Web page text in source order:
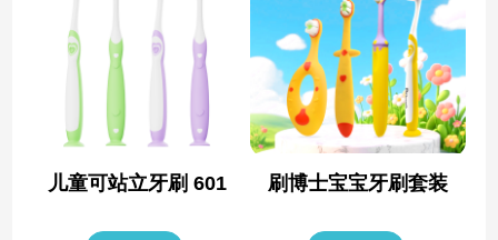
儿童可站立牙刷 601 刷博士宝宝牙刷套装